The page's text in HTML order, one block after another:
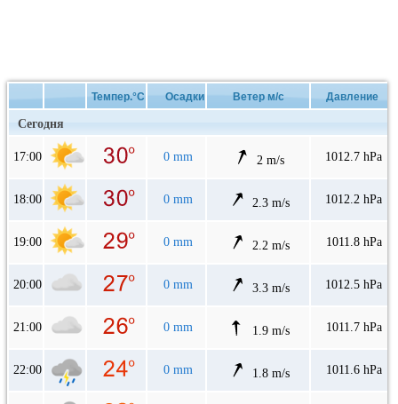
Темпер.°C Осадки Ветер м/с Давление
Сегодня
17:00 0 mm 2 m/s 1012.7 hPa
18:00 0 mm 2.3 m/s 1012.2 hPa
19:00 0 mm 2.2 m/s 1011.8 hPa
20:00 0 mm 3.3 m/s 1012.5 hPa
21:00 0 mm 1.9 m/s 1011.7 hPa
22:00 0 mm 1.8 m/s 1011.6 hPa